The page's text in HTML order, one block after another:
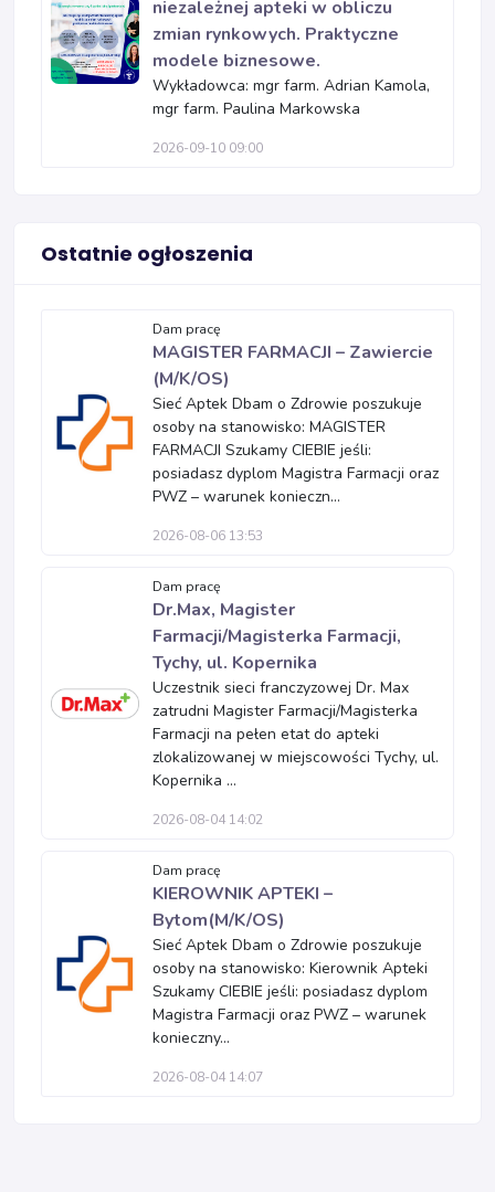
niezależnej apteki w obliczu
zmian rynkowych. Praktyczne
modele biznesowe.
Wykładowca: mgr farm. Adrian Kamola,
mgr farm. Paulina Markowska
2026-09-10 09:00
Ostatnie ogłoszenia
Dam pracę
MAGISTER FARMACJI – Zawiercie
(M/K/OS)
Sieć Aptek Dbam o Zdrowie poszukuje
osoby na stanowisko: MAGISTER
FARMACJI Szukamy CIEBIE jeśli:
posiadasz dyplom Magistra Farmacji oraz
PWZ – warunek konieczn...
2026-08-06 13:53
Dam pracę
Dr.Max, Magister
Farmacji/Magisterka Farmacji,
Tychy, ul. Kopernika
Uczestnik sieci franczyzowej Dr. Max
zatrudni Magister Farmacji/Magisterka
Farmacji na pełen etat do apteki
zlokalizowanej w miejscowości Tychy, ul.
Kopernika ...
2026-08-04 14:02
Dam pracę
KIEROWNIK APTEKI –
Bytom(M/K/OS)
Sieć Aptek Dbam o Zdrowie poszukuje
osoby na stanowisko: Kierownik Apteki
Szukamy CIEBIE jeśli: posiadasz dyplom
Magistra Farmacji oraz PWZ – warunek
konieczny...
2026-08-04 14:07